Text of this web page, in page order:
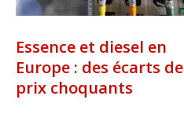
Essence et diesel en
Europe : des écarts de
prix choquants